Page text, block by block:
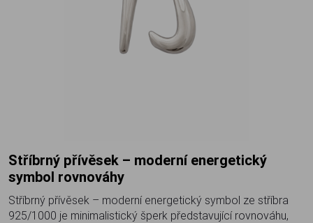
Stříbrný přívěsek – moderní energetický
symbol rovnováhy
Stříbrný přívěsek – moderní energetický symbol ze stříbra
925/1000 je minimalistický šperk představující rovnováhu,